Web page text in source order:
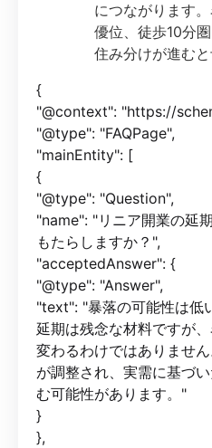
につながります
優位、徒歩10分
住み分けが進むと
{
"@context": "https://
"@type": "FAQPage",
"mainEntity": [
{
"@type": "Question",
"name": "リニア開業の延
もたらしますか？",
"acceptedAnswer": {
"@type": "Answer",
"text": "暴落の可能性は低
延期は残念な材料ですが
変わるわけではありませ
が調整され、実需に基づ
む可能性があります。"
}
},